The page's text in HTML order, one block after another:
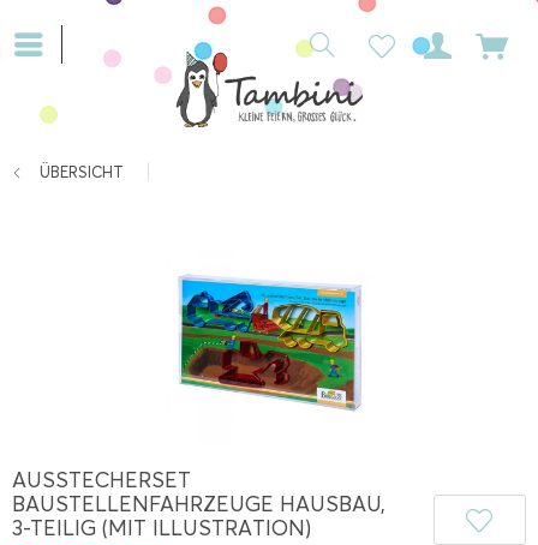
ÜBERSICHT
AUSSTECHERSET
BAUSTELLENFAHRZEUGE HAUSBAU,
3-TEILIG (MIT ILLUSTRATION)